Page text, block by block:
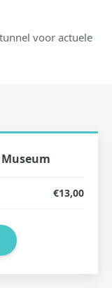
voor actuele
€13,00